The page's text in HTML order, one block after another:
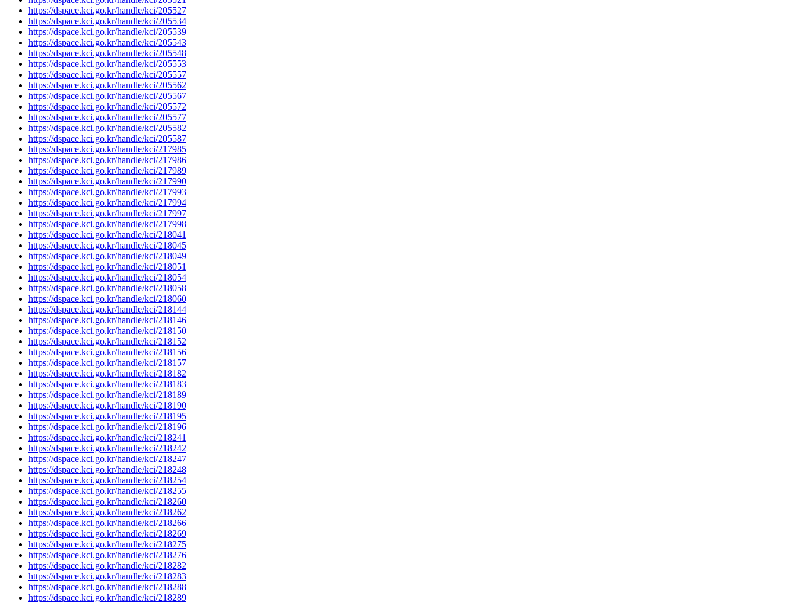
https://dspace.kci.go.kr/handle/kci/205527
https://dspace.kci.go.kr/handle/kci/205534
https://dspace.kci.go.kr/handle/kci/205539
https://dspace.kci.go.kr/handle/kci/205543
https://dspace.kci.go.kr/handle/kci/205548
https://dspace.kci.go.kr/handle/kci/205553
https://dspace.kci.go.kr/handle/kci/205557
https://dspace.kci.go.kr/handle/kci/205562
https://dspace.kci.go.kr/handle/kci/205567
https://dspace.kci.go.kr/handle/kci/205572
https://dspace.kci.go.kr/handle/kci/205577
https://dspace.kci.go.kr/handle/kci/205582
https://dspace.kci.go.kr/handle/kci/205587
https://dspace.kci.go.kr/handle/kci/217985
https://dspace.kci.go.kr/handle/kci/217986
https://dspace.kci.go.kr/handle/kci/217989
https://dspace.kci.go.kr/handle/kci/217990
https://dspace.kci.go.kr/handle/kci/217993
https://dspace.kci.go.kr/handle/kci/217994
https://dspace.kci.go.kr/handle/kci/217997
https://dspace.kci.go.kr/handle/kci/217998
https://dspace.kci.go.kr/handle/kci/218041
https://dspace.kci.go.kr/handle/kci/218045
https://dspace.kci.go.kr/handle/kci/218049
https://dspace.kci.go.kr/handle/kci/218051
https://dspace.kci.go.kr/handle/kci/218054
https://dspace.kci.go.kr/handle/kci/218058
https://dspace.kci.go.kr/handle/kci/218060
https://dspace.kci.go.kr/handle/kci/218144
https://dspace.kci.go.kr/handle/kci/218146
https://dspace.kci.go.kr/handle/kci/218150
https://dspace.kci.go.kr/handle/kci/218152
https://dspace.kci.go.kr/handle/kci/218156
https://dspace.kci.go.kr/handle/kci/218157
https://dspace.kci.go.kr/handle/kci/218182
https://dspace.kci.go.kr/handle/kci/218183
https://dspace.kci.go.kr/handle/kci/218189
https://dspace.kci.go.kr/handle/kci/218190
https://dspace.kci.go.kr/handle/kci/218195
https://dspace.kci.go.kr/handle/kci/218196
https://dspace.kci.go.kr/handle/kci/218241
https://dspace.kci.go.kr/handle/kci/218242
https://dspace.kci.go.kr/handle/kci/218247
https://dspace.kci.go.kr/handle/kci/218248
https://dspace.kci.go.kr/handle/kci/218254
https://dspace.kci.go.kr/handle/kci/218255
https://dspace.kci.go.kr/handle/kci/218260
https://dspace.kci.go.kr/handle/kci/218262
https://dspace.kci.go.kr/handle/kci/218266
https://dspace.kci.go.kr/handle/kci/218269
https://dspace.kci.go.kr/handle/kci/218275
https://dspace.kci.go.kr/handle/kci/218276
https://dspace.kci.go.kr/handle/kci/218282
https://dspace.kci.go.kr/handle/kci/218283
https://dspace.kci.go.kr/handle/kci/218288
https://dspace.kci.go.kr/handle/kci/218289